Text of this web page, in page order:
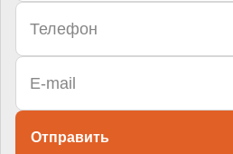
Отправить